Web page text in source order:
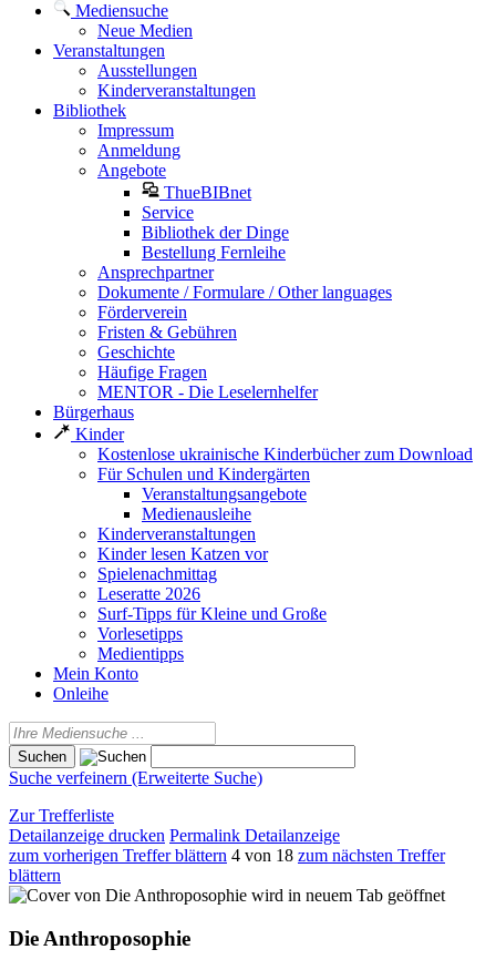
Mediensuche
Neue Medien
Veranstaltungen
Ausstellungen
Kinderveranstaltungen
Bibliothek
Impressum
Anmeldung
Angebote
ThueBIBnet
Service
Bibliothek der Dinge
Bestellung Fernleihe
Ansprechpartner
Dokumente / Formulare / Other languages
Förderverein
Fristen & Gebühren
Geschichte
Häufige Fragen
MENTOR - Die Leselernhelfer
Bürgerhaus
Kinder
Kostenlose ukrainische Kinderbücher zum Download
Für Schulen und Kindergärten
Veranstaltungsangebote
Medienausleihe
Kinderveranstaltungen
Kinder lesen Katzen vor
Spielenachmittag
Leseratte 2026
Surf-Tipps für Kleine und Große
Vorlesetipps
Medientipps
Mein Konto
Onleihe
Suche verfeinern (Erweiterte Suche)
Zur Trefferliste
Detailanzeige drucken Permalink Detailanzeige
zum vorherigen Treffer blättern 4 von 18 zum nächsten Treffer
blättern
wird in neuem Tab geöffnet
Die Anthroposophie